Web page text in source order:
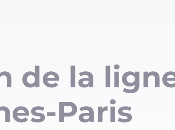
de la
Paris